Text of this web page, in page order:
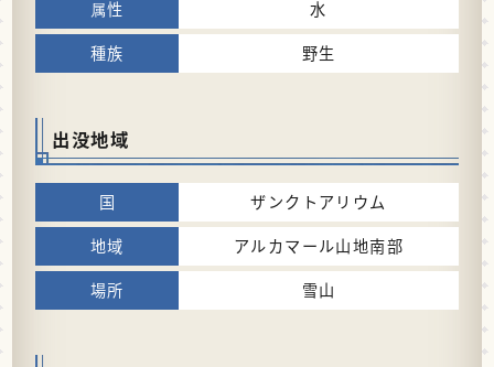
水
野生
出没地域
ザンクトアリウム
アルカマール山地南部
雪山